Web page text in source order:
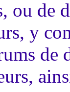
ou de
y
de